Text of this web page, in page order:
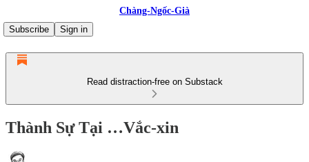
Chàng-Ngốc-Già
Subscribe
Sign in
Read distraction-free on Substack
Thành Sự Tại …Vắc-xin